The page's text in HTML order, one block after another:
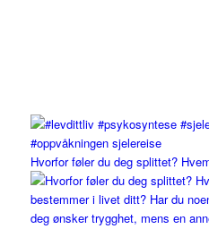
Hvorfor føler du deg splittet?